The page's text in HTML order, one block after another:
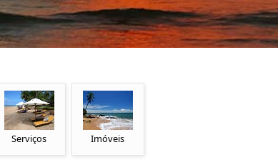
Serviços Imóveis